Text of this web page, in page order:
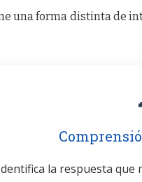
una forma distinta de
la respuesta que